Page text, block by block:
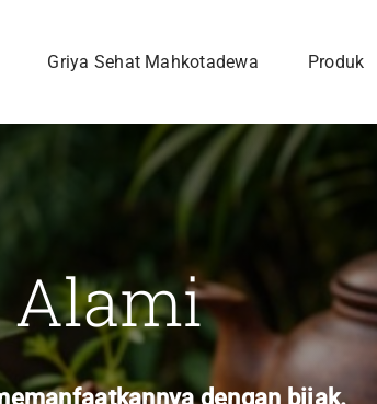
Griya Sehat Mahkotadewa Produk
Alami
dengan bijak.